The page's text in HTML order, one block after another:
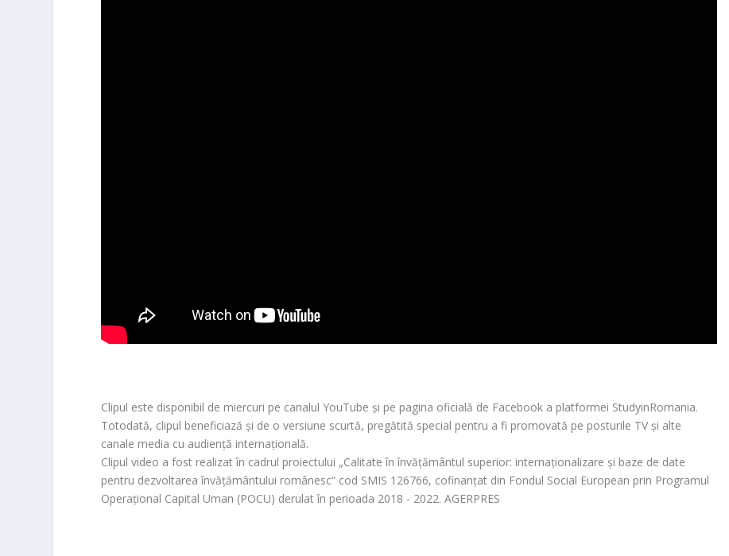
Clipul este disponibil de miercuri pe canalul YouTube şi pe pagina oficială de Facebook a platformei StudyinRomania.
Totodată, clipul beneficiază şi de o versiune scurtă, pregătită special pentru a fi promovată pe posturile TV şi alte
canale media cu audienţă internaţională.
Clipul video a fost realizat în cadrul proiectului „Calitate în învăţământul superior: internaţionalizare şi baze de date
pentru dezvoltarea învăţământului românesc” cod SMIS 126766, cofinanţat din Fondul Social European prin Programul
Operaţional Capital Uman (POCU) derulat în perioada 2018 - 2022. AGERPRES